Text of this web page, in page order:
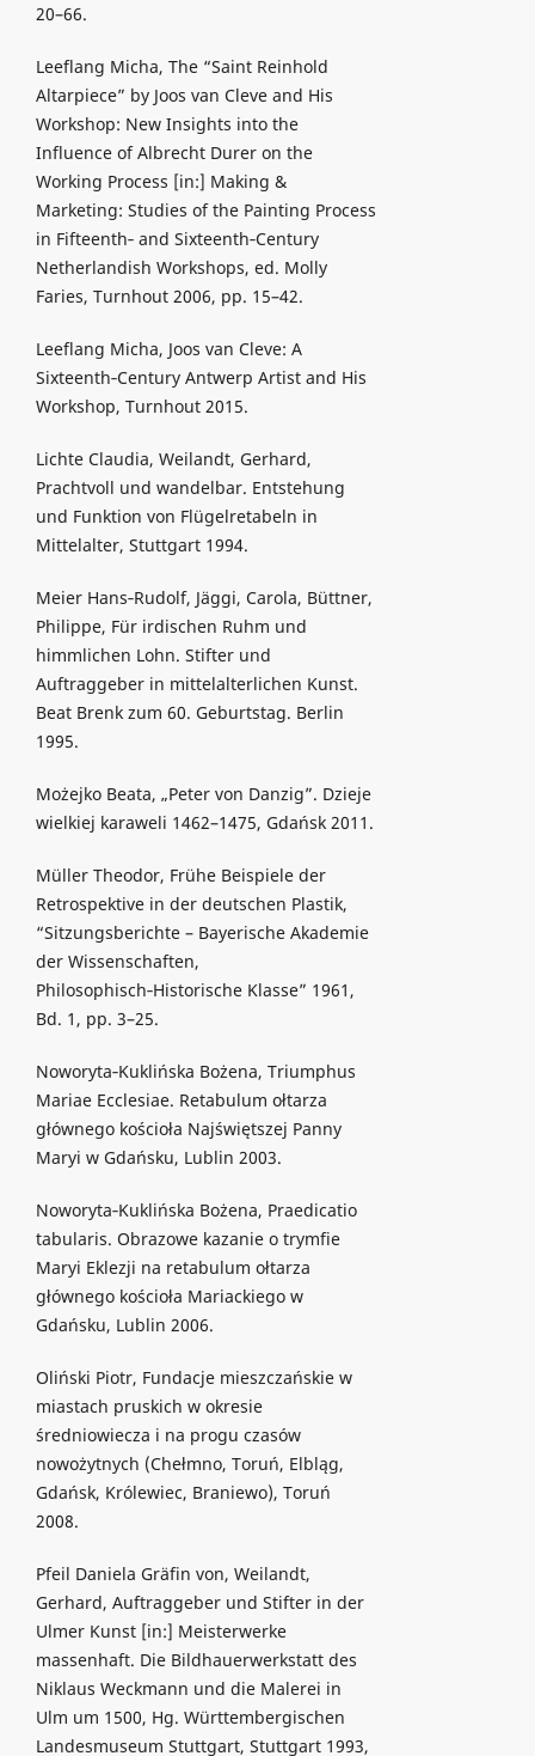
20–66.
Leeflang Micha, The “Saint Reinhold
Altarpiece” by Joos van Cleve and His
Workshop: New Insights into the
Influence of Albrecht Durer on the
Working Process [in:] Making &
Marketing: Studies of the Painting Process
in Fifteenth‑ and Sixteenth‑Century
Netherlandish Workshops, ed. Molly
Faries, Turnhout 2006, pp. 15–42.
Leeflang Micha, Joos van Cleve: A
Sixteenth‑Century Antwerp Artist and His
Workshop, Turnhout 2015.
Lichte Claudia, Weilandt, Gerhard,
Prachtvoll und wandelbar. Entstehung
und Funktion von Flügelretabeln in
Mittelalter, Stuttgart 1994.
Meier Hans‑Rudolf, Jäggi, Carola, Büttner,
Philippe, Für irdischen Ruhm und
himmlichen Lohn. Stifter und
Auftraggeber in mittelalterlichen Kunst.
Beat Brenk zum 60. Geburtstag. Berlin
1995.
Możejko Beata, „Peter von Danzig”. Dzieje
wielkiej karaweli 1462–1475, Gdańsk 2011.
Müller Theodor, Frühe Beispiele der
Retrospektive in der deutschen Plastik,
“Sitzungsberichte – Bayerische Akademie
der Wissenschaften,
Philosophisch‑Historische Klasse” 1961,
Bd. 1, pp. 3–25.
Noworyta‑Kuklińska Bożena, Triumphus
Mariae Ecclesiae. Retabulum ołtarza
głównego kościoła Najświętszej Panny
Maryi w Gdańsku, Lublin 2003.
Noworyta‑Kuklińska Bożena, Praedicatio
tabularis. Obrazowe kazanie o trymfie
Maryi Eklezji na retabulum ołtarza
głównego kościoła Mariackiego w
Gdańsku, Lublin 2006.
Oliński Piotr, Fundacje mieszczańskie w
miastach pruskich w okresie
średniowiecza i na progu czasów
nowożytnych (Chełmno, Toruń, Elbląg,
Gdańsk, Królewiec, Braniewo), Toruń
2008.
Pfeil Daniela Gräfin von, Weilandt,
Gerhard, Auftraggeber und Stifter in der
Ulmer Kunst [in:] Meisterwerke
massenhaft. Die Bildhauerwerkstatt des
Niklaus Weckmann und die Malerei in
Ulm um 1500, Hg. Württembergischen
Landesmuseum Stuttgart, Stuttgart 1993,